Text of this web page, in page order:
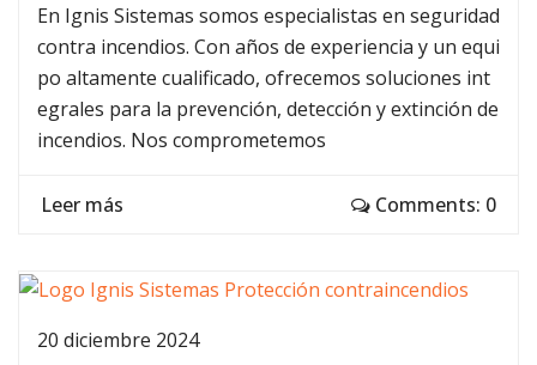
En Ignis Sistemas somos especialistas en seguridad
contra incendios. Con años de experiencia y un equi
po altamente cualificado, ofrecemos soluciones int
egrales para la prevención, detección y extinción de
incendios. Nos comprometemos
Leer más Comments: 0
20 diciembre 2024